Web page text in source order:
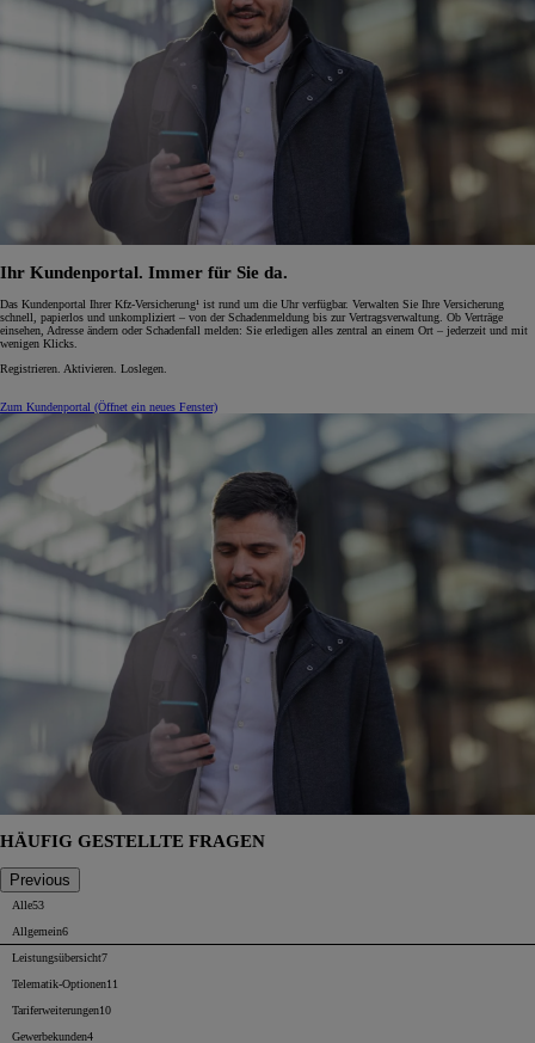
Ihr Kundenportal. Immer für Sie da.
Das Kundenportal Ihrer Kfz-Versicherung¹ ist rund um die Uhr verfügbar. Verwalten Sie Ihre Versicherung
schnell, papierlos und unkompliziert – von der Schadenmeldung bis zur Vertragsverwaltung. Ob Verträge
einsehen, Adresse ändern oder Schadenfall melden: Sie erledigen alles zentral an einem Ort – jederzeit und mit
wenigen Klicks.
Registrieren. Aktivieren. Loslegen.
Zum Kundenportal (Öffnet ein neues Fenster)
HÄUFIG GESTELLTE FRAGEN
Previous
Alle53
Allgemein6
Leistungsübersicht7
Telematik-Optionen11
Tariferweiterungen10
Gewerbekunden4